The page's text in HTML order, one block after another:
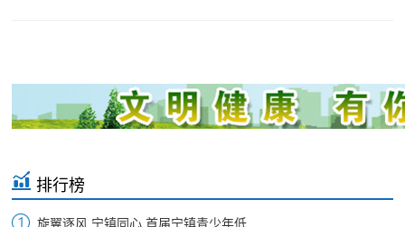
排行榜
旋翼逐风 宁镇同心 首届宁镇青少年低...